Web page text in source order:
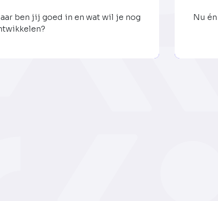
ben jij goed in en wat wil je nog
Nu